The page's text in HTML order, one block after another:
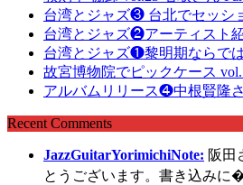
台湾とジャズ❸ 台北でセッシ
台湾とジャズ❷アーティスト
台湾とジャズ❶黎明期ならで
故宮博物院でピックケース
アルバムリリース❹中根賢隆
Recent Comments
JazzGuitarYorimichiNote: 阪田
とうございます。書き込みに